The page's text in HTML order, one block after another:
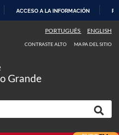
CONTENIDO
ACCESO A LA INFORMACIÓN
PORTUGUÊS ENGLISH
CONTRASTE ALTO MAPA DEL SITIO
Grande